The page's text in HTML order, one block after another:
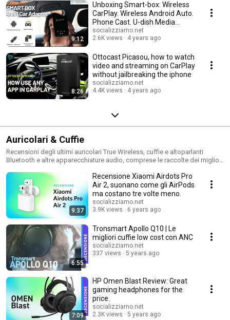
9:12
Unboxing Smart-box: Wireless
CarPlay. Wireless Android Auto.
Phone Cast. U-dish Media
Playback
socializziamo.net
2.6K views
4 years ago
8:26
Ottocast Picasou, how to watch
video and streaming on CarPlay
without jailbreaking the iphone
socializziamo.net
4.4K views
4 years ago
Auricolari & Cuffie
Recensioni degli ultimi auricolari True Wireless, cuffie e altoparlanti
Bluetooth e altre apparecchiature audio, comprese le raccolte dei migliori
9:37
Recensione Xiaomi Airdots Pro
Air 2, suonano come gli AirPods
ma costano tre volte meno.
socializziamo.net
3.9K views
6 years ago
6:55
Tronsmart Apollo Q10 | Le
migliori cuffie low cost con ANC
socializziamo.net
337 views
5 years ago
7:09
HP Omen Blast Review: Great
gaming headphones for the
price.
socializziamo.net
2.3K views
5 years ago